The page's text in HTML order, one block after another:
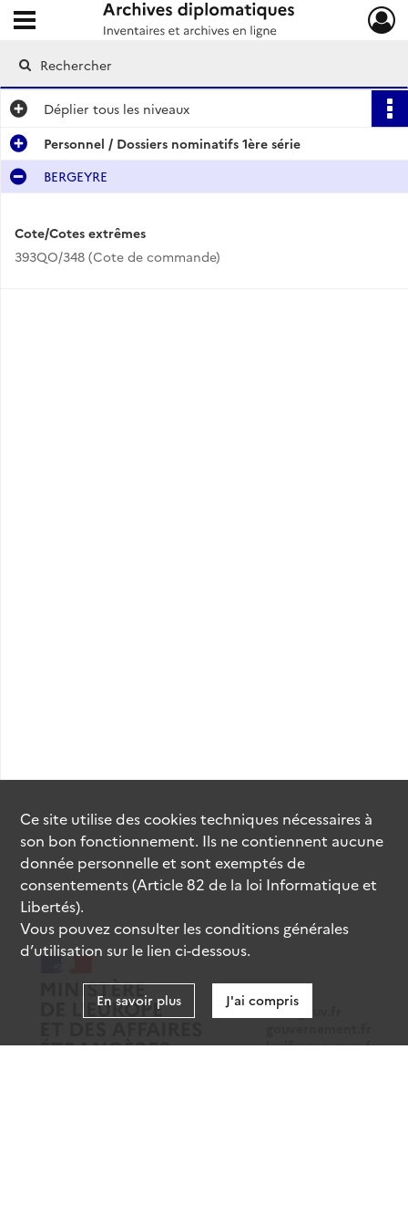
Archives diplomatiques
Ouvrir le menu déroulant
Déplier tous les niveaux
Personnel / Dossiers nominatifs 1ère série
BERGEYRE
Cote/Cotes extrêmes
393QO/348 (Cote de commande)
data.gouv.fr
legifrance.gouv.fr
Ce site utilise descookiestechniques nécessaires à
son bon fonctionnement. Ils ne contiennent aucune
donnée personnelle et sont exemptés de
consentements (Article 82 de la loi Informatique et
Libertés).
Vous pouvez consulter les conditions générales
d’utilisation sur le lien ci-dessous.
En savoir plus J'ai compris